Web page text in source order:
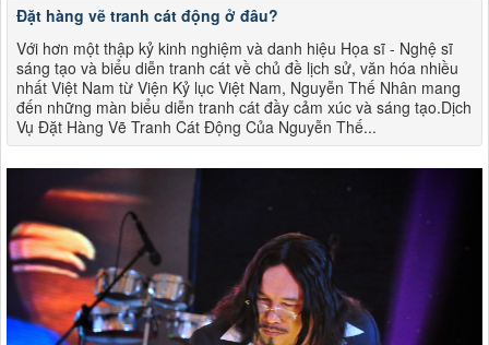
Đặt hàng vẽ tranh cát động ở đâu?
Với hơn một thập kỷ kinh nghiệm và danh hiệu Họa sĩ - Nghệ sĩ
sáng tạo và biểu diễn tranh cát về chủ đề lịch sử, văn hóa nhiều
nhất Việt Nam từ Viện Kỷ lục Việt Nam, Nguyễn Thế Nhân mang
đến những màn biểu diễn tranh cát đầy cảm xúc và sáng tạo.Dịch
Vụ Đặt Hàng Vẽ Tranh Cát Động Của Nguyễn Thế...